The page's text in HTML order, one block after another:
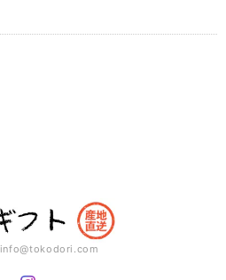
info@tokodori.com